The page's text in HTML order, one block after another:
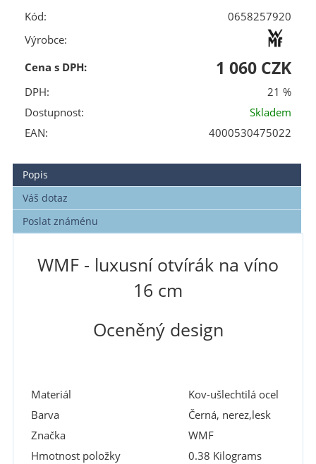
Kód:
0658257920
Výrobce:
Cena s DPH:
1 060 CZK
DPH:
21 %
Dostupnost:
Skladem
EAN:
4000530475022
Popis
Váš dotaz
Poslat známénu
WMF - luxusní otvírák na víno
16 cm
Oceněný design
Materiál
Kov-ušlechtilá ocel
Barva
Černá, nerez,lesk
Značka
WMF
Hmotnost položky
0.38 Kilograms